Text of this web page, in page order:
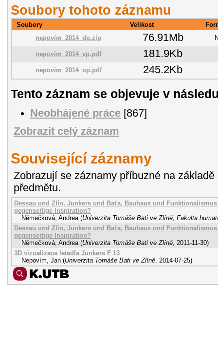
Soubory tohoto záznamu
Soubory Velikost
nepovím_2014_dp.zip
76.91Mb
nepovím_2014_vp.pdf 181.9Kb
nepovím_2014_op.pdf 245.2Kb
Tento záznam se objevuje v
Neobhájené práce [867]
Zobrazit celý záznam
Související záznamy
Zobrazují se záznamy příbuzné na základě
předmětu.
Dessau und Zlín, Junkers und Baťa, Bauhaus und
gegenseitige Inspiration?
Němečková, Andrea (Univerzita Tomáše Bati ve Zlíně, Fakulta
Dessau und Zlín, Junkers und Baťa, Bauhaus und
gegenseitige Inspiration?
Němečková, Andrea (Univerzita Tomáše Bati ve Zlíně, 2011-11-30)
3D vizualizace letadla Junkers F 13
Nepovím, Jan (Univerzita Tomáše Bati ve Zlíně, 2014-07-25)